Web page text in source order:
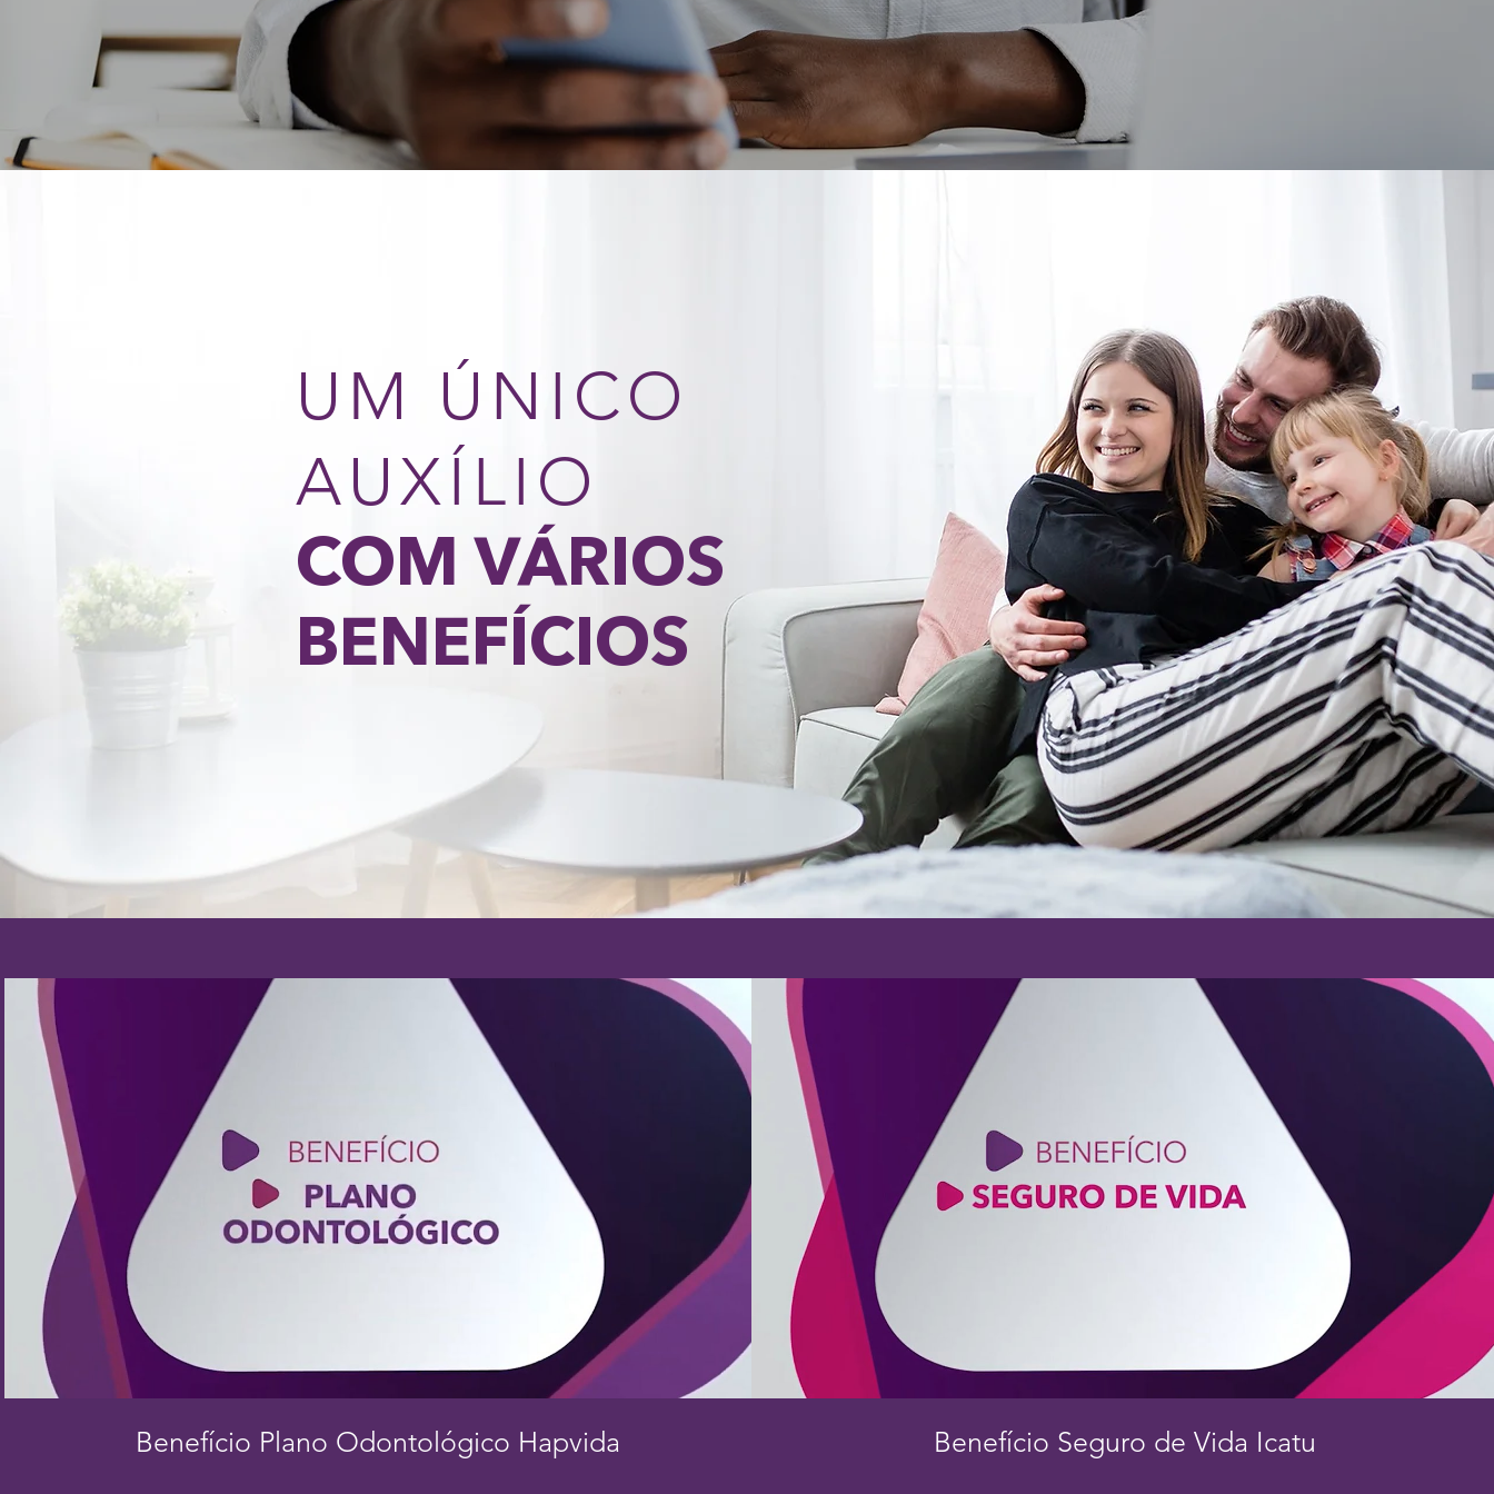
UM ÚNICO
AUXÍLIO
COM VÁRIOS
BENEFÍCIOS
Reproduzir vídeo
Benefício Plano Odontológico Hapvida
Reproduzir vídeo
Benefício Seguro de Vida Icatu